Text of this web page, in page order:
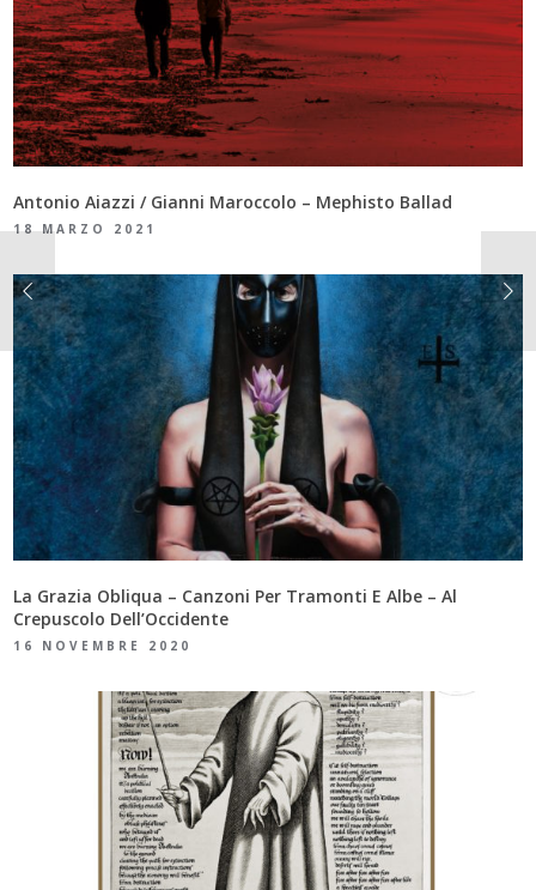
Antonio Aiazzi / Gianni Maroccolo – Mephisto Ballad
18 MARZO 2021
La Grazia Obliqua – Canzoni Per Tramonti E Albe – Al
Crepuscolo Dell’Occidente
16 NOVEMBRE 2020